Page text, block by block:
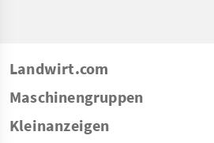
Landwirt.com
Maschinengruppen
Kleinanzeigen